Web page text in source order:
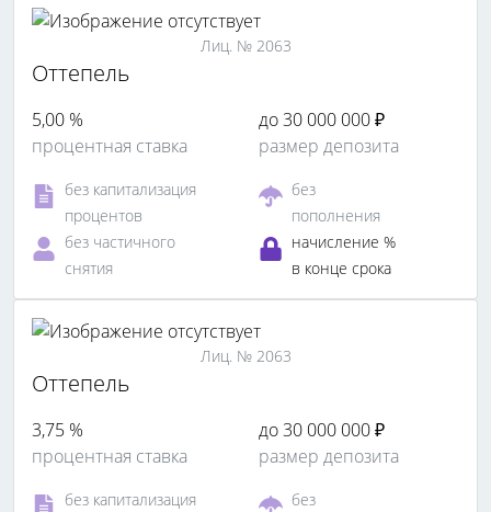
Лиц. № 2063
Оттепель
5,00 %
процентная ставка
до 30 000 000 ₽
размер депозита
без капитализация
процентов
без
пополнения
без частичного
снятия
начисление %
в конце срока
Лиц. № 2063
Оттепель
3,75 %
процентная ставка
до 30 000 000 ₽
размер депозита
без капитализация
без